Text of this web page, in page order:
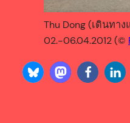
Thu Dong (เดินทา
02.-06.04.2012 (©